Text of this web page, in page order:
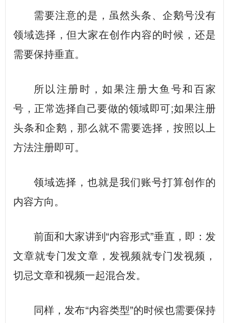
需要注意的是，虽然头条、企鹅号没有
领域选择，但大家在创作内容的时候，还是
需要保持垂直。
所以注册时，如果注册大鱼号和百家
号，正常选择自己要做的领域即可;如果注册
头条和企鹅，那么就不需要选择，按照以上
方法注册即可。
领域选择，也就是我们账号打算创作的
内容方向。
前面和大家讲到“内容形式”垂直，即：发
文章就专门发文章，发视频就专门发视频，
切忌文章和视频一起混合发。
同样，发布“内容类型”的时候也需要保持